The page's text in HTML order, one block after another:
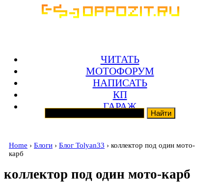
ЧИТАТЬ
МОТОФОРУМ
НАПИСАТЬ
КП
ГАРАЖ
Home › Блоги › Блог Tolyan33 › коллектор под один мото-
карб
коллектор под один мото-карб